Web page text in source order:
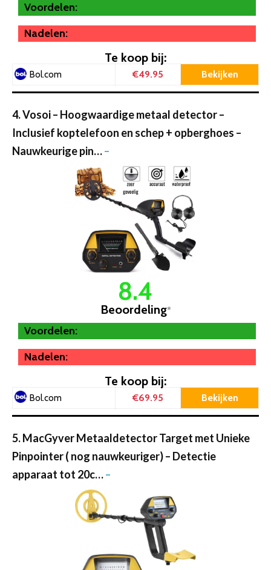
Voordelen:
Nadelen:
Te koop bij:
Bol.com €49.95 Bekijken
4. Vosoi – Hoogwaardige metaal detector –
Inclusief koptelefoon en schep + opberghoes –
Nauwkeurige pin…–
8.4
Beoordeling*
Voordelen:
Nadelen:
Te koop bij:
Bol.com €69.95 Bekijken
5. MacGyver Metaaldetector Target met Unieke
Pinpointer ( nog nauwkeuriger) – Detectie
apparaat tot 20c…–